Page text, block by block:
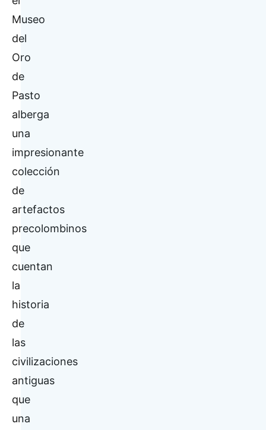
Museo
del
Oro
de
Pasto
alberga
una
impresionante
colección
de
artefactos
precolombinos
que
cuentan
la
historia
de
las
civilizaciones
antiguas
que
una